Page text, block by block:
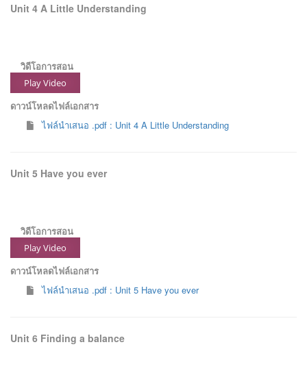
Unit 4 A Little Understanding
วิดีโอการสอน
Play Video
ดาวน์โหลดไฟล์เอกสาร
ไฟล์นำเสนอ .pdf : Unit 4 A Little Understanding
Unit 5 Have you ever
วิดีโอการสอน
Play Video
ดาวน์โหลดไฟล์เอกสาร
ไฟล์นำเสนอ .pdf : Unit 5 Have you ever
Unit 6 Finding a balance